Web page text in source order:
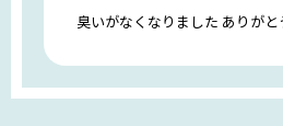
臭いがなくなりました ありが